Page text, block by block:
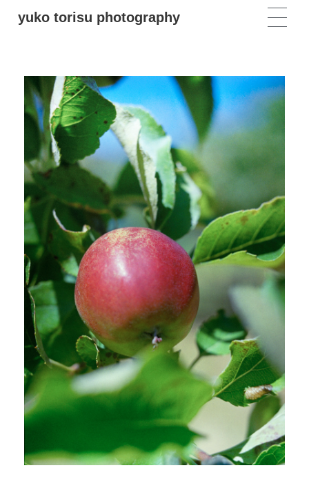
yuko torisu photography